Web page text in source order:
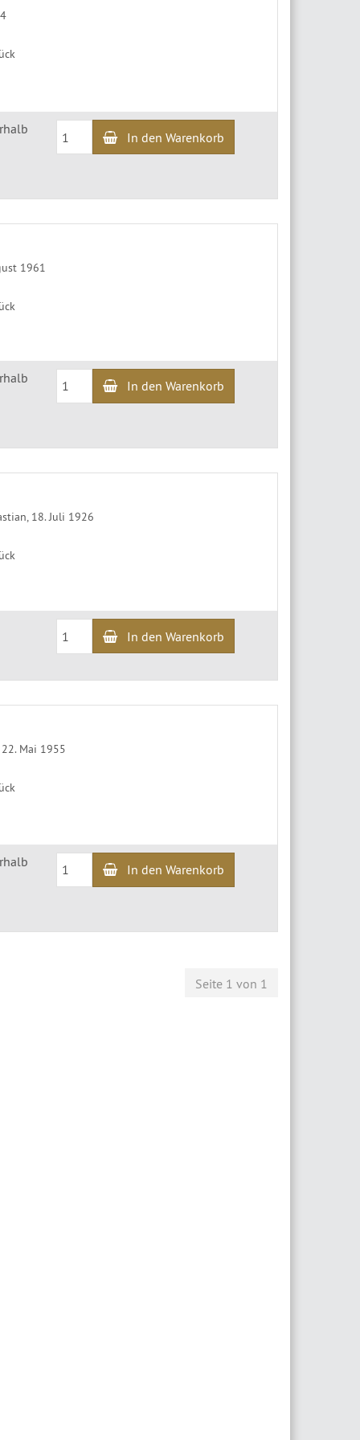
In den Warenkorb
1961
In den Warenkorb
18. Juli 1926
In den Warenkorb
Mai 1955
In den Warenkorb
Seite 1 von 1